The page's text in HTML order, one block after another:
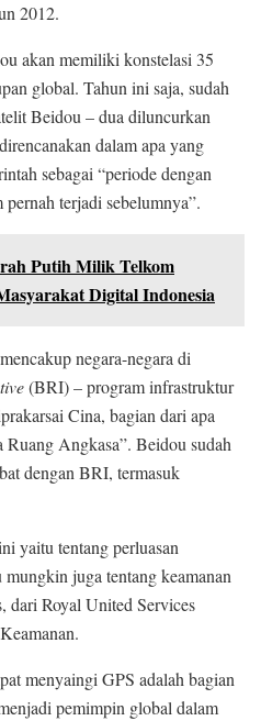
2012.
akan memiliki konstelasi 35
global. Tahun ini saja, sudah
Beidou – dua diluncurkan
dalam apa yang
sebagai “periode dengan
terjadi sebelumnya”.
Putih Milik Telkom
Digital Indonesia
negara-negara di
(BRI) – program infrastruktur
Cina, bagian dari apa
Ruang Angkasa”. Beidou sudah
dengan BRI, termasuk
yaitu tentang perluasan
juga tentang keamanan
dari Royal United Services
menyaingi GPS adalah bagian
pemimpin global dalam